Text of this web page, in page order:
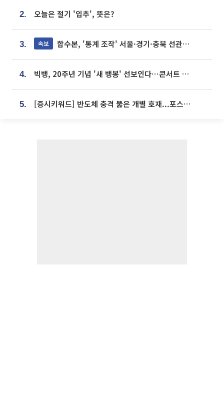
2. 오늘은 절기 '입추', 뜻은?
3. 속보 합수본, '통계 조작' 서울·경기·충북 선관위 등 추가 압수수색
4. 빅뱅, 20주년 기념 '새 뱅봉' 선보인다⋯콘서트 앞두고 팝업 개최
5. [증시키워드] 반도체 충격 뚫은 개별 호재...포스코퓨처엠·에코프로·한화솔루션 '눈길'